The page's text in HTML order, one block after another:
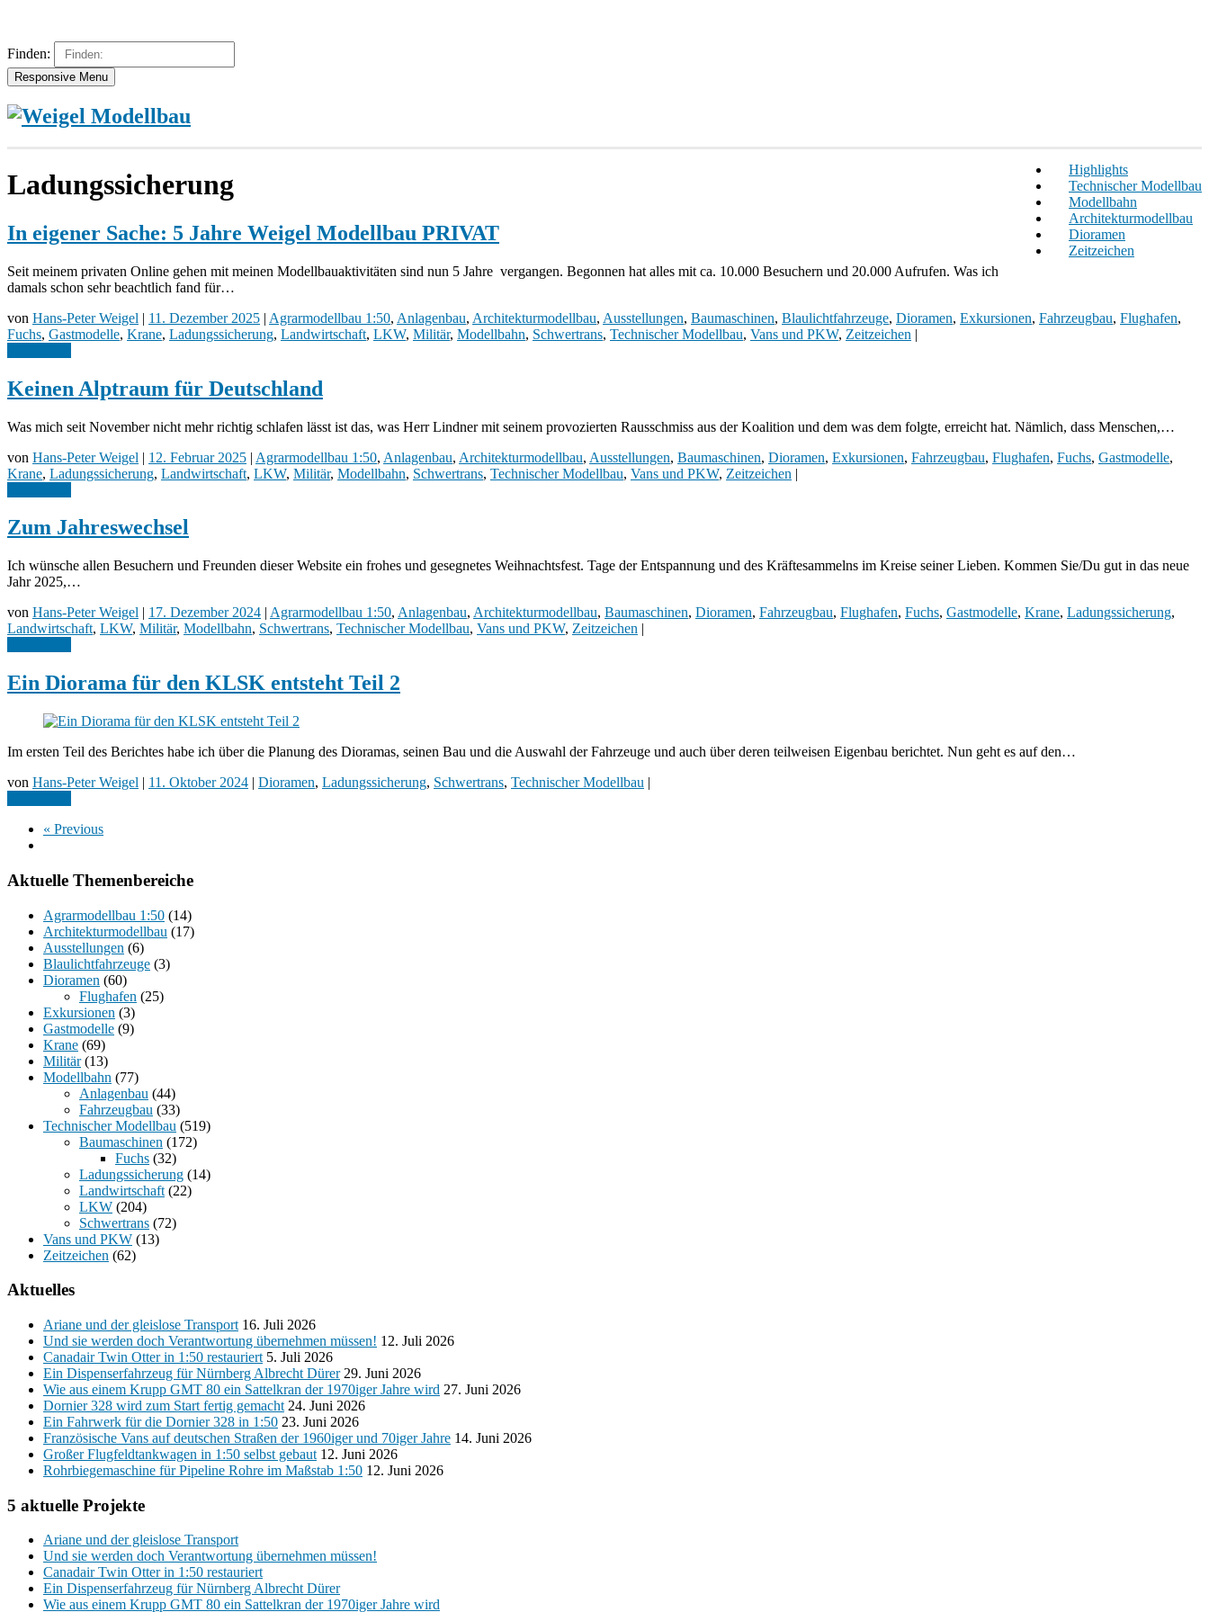
Finden:
Responsive Menu
Highlights
Technischer Modellbau
Modellbahn
Architekturmodellbau
Dioramen
Zeitzeichen
Ladungssicherung
In eigener Sache: 5 Jahre Weigel Modellbau PRIVAT
Seit meinem privaten Online gehen mit meinen Modellbauaktivitäten sind nun 5 Jahre vergangen. Begonnen hat alles mit ca. 10.000 Besuchern und 20.000 Aufrufen. Was ich
damals schon sehr beachtlich fand für…
von Hans-Peter Weigel | 11. Dezember 2025 | Agrarmodellbau 1:50, Anlagenbau, Architekturmodellbau, Ausstellungen, Baumaschinen, Blaulichtfahrzeuge, Dioramen, Exkursionen, Fahrzeugbau, Flughafen,
Fuchs, Gastmodelle, Krane, Ladungssicherung, Landwirtschaft, LKW, Militär, Modellbahn, Schwertrans, Technischer Modellbau, Vans und PKW, Zeitzeichen |
Keinen Alptraum für Deutschland
Was mich seit November nicht mehr richtig schlafen lässt ist das, was Herr Lindner mit seinem provozierten Rausschmiss aus der Koalition und dem was dem folgte, erreicht hat. Nämlich, dass Menschen,…
von Hans-Peter Weigel | 12. Februar 2025 | Agrarmodellbau 1:50, Anlagenbau, Architekturmodellbau, Ausstellungen, Baumaschinen, Dioramen, Exkursionen, Fahrzeugbau, Flughafen, Fuchs, Gastmodelle,
Krane, Ladungssicherung, Landwirtschaft, LKW, Militär, Modellbahn, Schwertrans, Technischer Modellbau, Vans und PKW, Zeitzeichen |
Zum Jahreswechsel
Ich wünsche allen Besuchern und Freunden dieser Website ein frohes und gesegnetes Weihnachtsfest. Tage der Entspannung und des Kräftesammelns im Kreise seiner Lieben. Kommen Sie/Du gut in das neue
Jahr 2025,…
von Hans-Peter Weigel | 17. Dezember 2024 | Agrarmodellbau 1:50, Anlagenbau, Architekturmodellbau, Baumaschinen, Dioramen, Fahrzeugbau, Flughafen, Fuchs, Gastmodelle, Krane, Ladungssicherung,
Landwirtschaft, LKW, Militär, Modellbahn, Schwertrans, Technischer Modellbau, Vans und PKW, Zeitzeichen |
Ein Diorama für den KLSK entsteht Teil 2
Im ersten Teil des Berichtes habe ich über die Planung des Dioramas, seinen Bau und die Auswahl der Fahrzeuge und auch über deren teilweisen Eigenbau berichtet. Nun geht es auf den…
von Hans-Peter Weigel | 11. Oktober 2024 | Dioramen, Ladungssicherung, Schwertrans, Technischer Modellbau |
« Previous
Aktuelle Themenbereiche
Agrarmodellbau 1:50 (14)
Architekturmodellbau (17)
Ausstellungen (6)
Blaulichtfahrzeuge (3)
Dioramen (60)
Flughafen (25)
Exkursionen (3)
Gastmodelle (9)
Krane (69)
Militär(13)
Modellbahn (77)
Anlagenbau (44)
Fahrzeugbau (33)
Technischer Modellbau (519)
Baumaschinen (172)
Fuchs (32)
Ladungssicherung (14)
Landwirtschaft (22)
LKW (204)
Schwertrans (72)
Vans und PKW (13)
Zeitzeichen (62)
Aktuelles
Ariane und der gleislose Transport 16. Juli 2026
Und sie werden doch Verantwortung übernehmen müssen! 12. Juli 2026
Canadair Twin Otter in 1:50 restauriert 5. Juli 2026
Ein Dispenserfahrzeug für Nürnberg Albrecht Dürer 29. Juni 2026
Wie aus einem Krupp GMT 80 ein Sattelkran der 1970iger Jahre wird 27. Juni 2026
Dornier 328 wird zum Start fertig gemacht 24. Juni 2026
Ein Fahrwerk für die Dornier 328 in 1:50 23. Juni 2026
Französische Vans auf deutschen Straßen der 1960iger und 70iger Jahre 14. Juni 2026
Großer Flugfeldtankwagen in 1:50 selbst gebaut 12. Juni 2026
Rohrbiegemaschine für Pipeline Rohre im Maßstab 1:50 12. Juni 2026
5 aktuelle Projekte
Ariane und der gleislose Transport
Und sie werden doch Verantwortung übernehmen müssen!
Canadair Twin Otter in 1:50 restauriert
Ein Dispenserfahrzeug für Nürnberg Albrecht Dürer
Wie aus einem Krupp GMT 80 ein Sattelkran der 1970iger Jahre wird